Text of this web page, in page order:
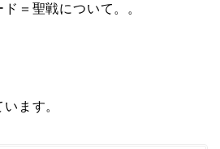
＝聖戦について。。
ます。